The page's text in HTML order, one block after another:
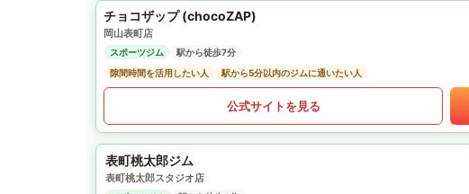
チョコザップ (chocoZAP)
岡山表町店
スポーツジム
駅から徒歩7分
隙間時間を活用したい人
駅から5分以内のジムに通いたい人
公式サイトを見る
表町桃太郎ジム
表町桃太郎スタジオ店